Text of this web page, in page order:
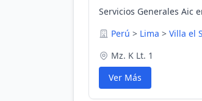
Servicios Generales Aic
Perú > Lima > Villa el
Mz. K Lt. 1
Ver Más